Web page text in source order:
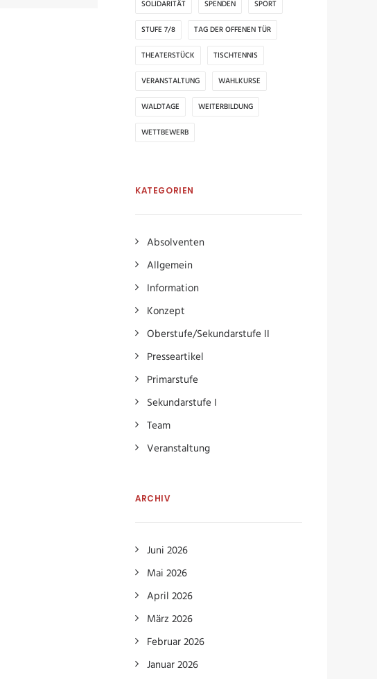
SOLIDARITÄT SPENDEN SPORT
STUFE 7/8 TAG DER OFFENEN TÜR
THEATERSTÜCK TISCHTENNIS
VERANSTALTUNG WAHLKURSE
WALDTAGE WEITERBILDUNG
WETTBEWERB
KATEGORIEN
Absolventen
Allgemein
Information
Konzept
Oberstufe/Sekundarstufe II
Presseartikel
Primarstufe
Sekundarstufe I
Team
Veranstaltung
ARCHIV
Juni 2026
Mai 2026
April 2026
März 2026
Februar 2026
Januar 2026